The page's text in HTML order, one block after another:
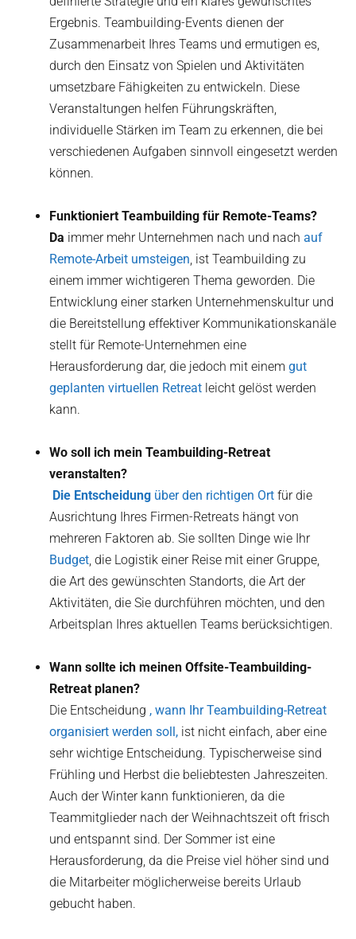
Ergebnis. Teambuilding-Events dienen der
Zusammenarbeit Ihres Teams und ermutigen es,
durch den Einsatz von Spielen und Aktivitäten
umsetzbare Fähigkeiten zu entwickeln. Diese
Veranstaltungen helfen Führungskräften,
individuelle Stärken im Team zu erkennen, die bei
verschiedenen Aufgaben sinnvoll eingesetzt werden
können.
Funktioniert Teambuilding für Remote-Teams?
‍Da immer mehr Unternehmen nach und nachauf
Remote-Arbeit umsteigen, ist Teambuilding zu
einem immer wichtigeren Thema geworden. Die
Entwicklung einer starken Unternehmenskultur und
die Bereitstellung effektiver Kommunikationskanäle
stellt für Remote-Unternehmen eine
Herausforderung dar, die jedoch mit einemgut
geplanten virtuellen Retreat leicht gelöst werden
kann.
Wo soll ich mein Teambuilding-Retreat
veranstalten?
‍ Die Entscheidung über den richtigen Ort für die
Ausrichtung Ihres Firmen-Retreats hängt von
mehreren Faktoren ab. Sie sollten Dinge wie Ihr
Budget, die Logistik einer Reise mit einer Gruppe,
die Art des gewünschten Standorts, die Art der
Aktivitäten, die Sie durchführen möchten, und den
Arbeitsplan Ihres aktuellen Teams berücksichtigen.
Wann sollte ich meinen Offsite-Teambuilding-
Retreat planen?
Die Entscheidung , wann Ihr Teambuilding-Retreat
organisiert werden soll, ist nicht einfach, aber eine
sehr wichtige Entscheidung. Typischerweise sind
Frühling und Herbst die beliebtesten Jahreszeiten.
Auch der Winter kann funktionieren, da die
Teammitglieder nach der Weihnachtszeit oft frisch
und entspannt sind. Der Sommer ist eine
Herausforderung, da die Preise viel höher sind und
die Mitarbeiter möglicherweise bereits Urlaub
gebucht haben.